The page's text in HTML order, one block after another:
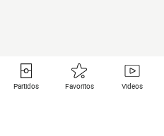
Partidos Favoritos Videos